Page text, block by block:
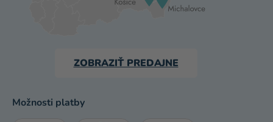
ZOBRAZIŤ PREDAJNE
Možnosti platby